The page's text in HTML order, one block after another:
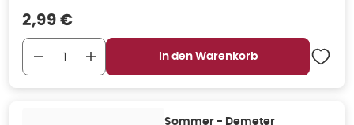
Verkaufspreis
2,99 €
In den Warenkorb
Sommer - Demeter